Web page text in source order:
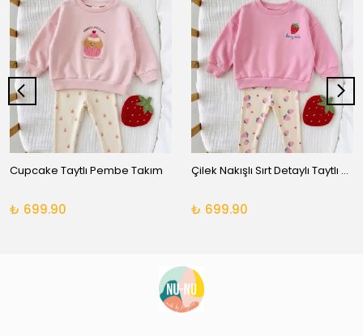
Cupcake Taytlı Pembe Takım
₺ 699.90
Çilek Nakışlı Sırt Detaylı Taytlı Takım
₺ 699.90